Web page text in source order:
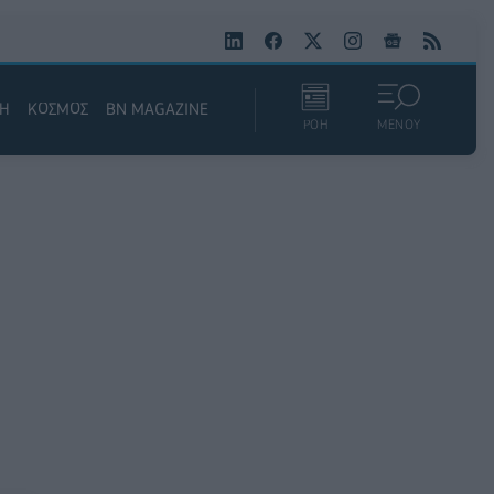
ΚΟΣΜΟΣ BN MAGAZINE
ΡΟΗ ΜΕΝΟΥ